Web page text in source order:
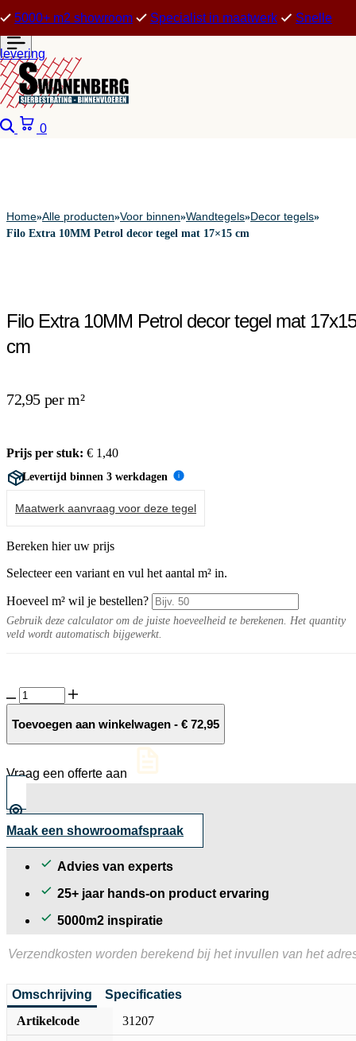
5000+ m2 showroom Specialist in maatwerk Snelle
levering
Zoeken
0
Home»Alle producten»Voor binnen»Wandtegels»Decor tegels»
Filo Extra 10MM Petrol decor tegel mat 17×15 cm
Filo Extra 10MM Petrol decor tegel mat 17x15
cm
72,95 per m²
Prijs per stuk: € 1,40
Levertijd binnen 3 werkdagen i
Maatwerk aanvraag voor deze tegel
Bereken hier uw prijs
Selecteer een variant en vul het aantal m² in.
Hoeveel m² wil je bestellen?
Gebruik deze calculator om de juiste hoeveelheid te berekenen. Het quantity
veld wordt automatisch bijgewerkt.
Filo
Extra
10MM
mat
cm
Toevoegen aan winkelwagen - € 72,95
Vraag een offerte aan
Maak een showroomafspraak
Advies van experts
25+ jaar hands-on product ervaring
5000m2 inspiratie
Verzendkosten worden berekend bij het invullen van het
Omschrijving
Specificaties
Artikelcode
31207